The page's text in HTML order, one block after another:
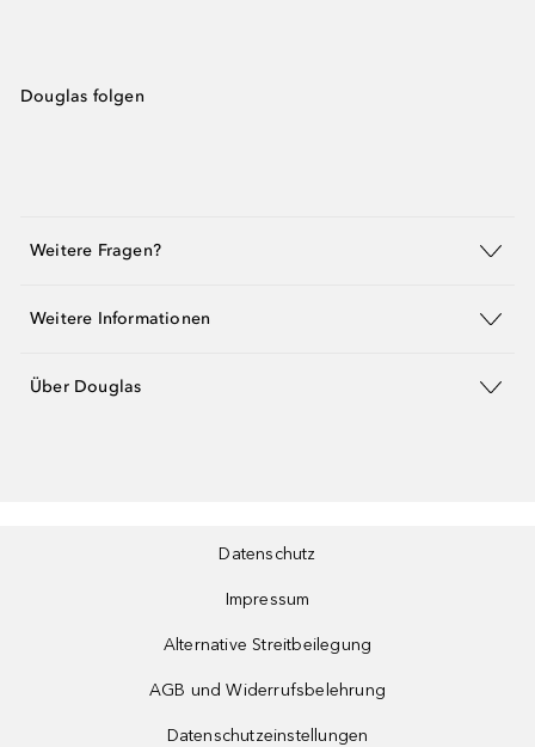
Douglas folgen
Weitere Fragen?
Weitere Informationen
Über Douglas
Datenschutz
Impressum
Alternative Streitbeilegung
AGB und Widerrufsbelehrung
Datenschutzeinstellungen